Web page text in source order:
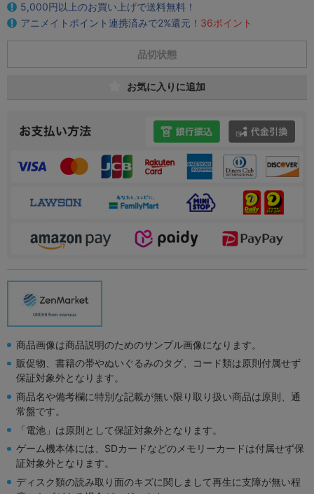
5,000円以上のお買い上げで送料無料！
アニメイトポイント連携済みで2%還元！ 36ポイント
品切状態
お気に入りに追加
商品画像は商品説明のためのサンプル画像になります。
販促物、書籍の帯やぬいぐるみのタグ、コード類は原則付属せず
保証対象外となります。
商品名や備考欄に特別な記載が無い限り取り扱い商品は原則、通
常盤です。
「電池」は原則として保証対象外となります。
ゲーム機本体には、SDカードなどのメモリーカードは付属せず保
証対象外となります。
ディスク類の読み取り面のキズに関しまして再生に支障が無い程